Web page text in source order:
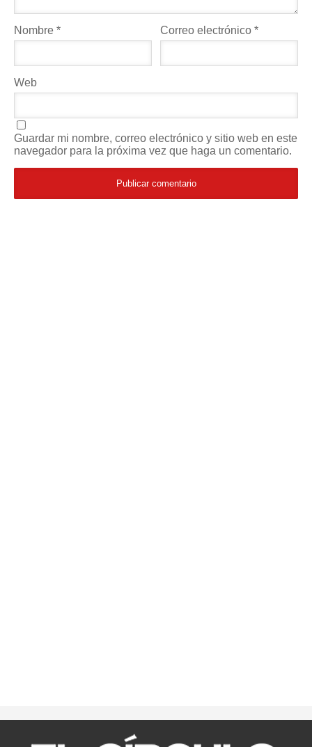
Nombre * Correo electrónico*
Web
Guardar mi nombre, correo electrónico y sitio web en este
navegador para la próxima vez que haga un comentario.